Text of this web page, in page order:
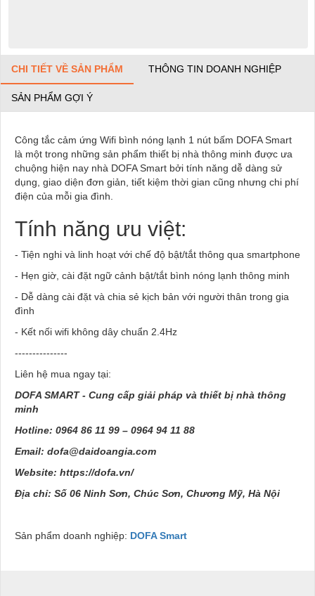
CHI TIẾT VỀ SẢN PHẨM THÔNG TIN DOANH NGHIỆP
SẢN PHẨM GỢI Ý
Công tắc cảm ứng Wifi bình nóng lạnh 1 nút bấm DOFA Smart
là một trong những sản phẩm thiết bị nhà thông minh được ưa
chuộng hiện nay nhà DOFA Smart bởi tính năng dễ dàng sử
dụng, giao diện đơn giản, tiết kiệm thời gian cũng nhưng chi phí
điện của mỗi gia đình.
Tính năng ưu việt:
- Tiện nghi và linh hoạt với chế độ bật/tắt thông qua smartphone
- Hẹn giờ, cài đặt ngữ cảnh bật/tắt bình nóng lạnh thông minh
- Dễ dàng cài đặt và chia sẻ kịch bản với người thân trong gia
đình
- Kết nối wifi không dây chuẩn 2.4Hz
---------------
Liên hệ mua ngay tại:
DOFA SMART - Cung cấp giải pháp và thiết bị nhà thông
minh
Hotline: 0964 86 11 99 – 0964 94 11 88
Email: dofa@daidoangia.com
Website: https://dofa.vn/
Địa chỉ: Số 06 Ninh Sơn, Chúc Sơn, Chương Mỹ, Hà Nội
Sản phẩm doanh nghiệp: DOFA Smart